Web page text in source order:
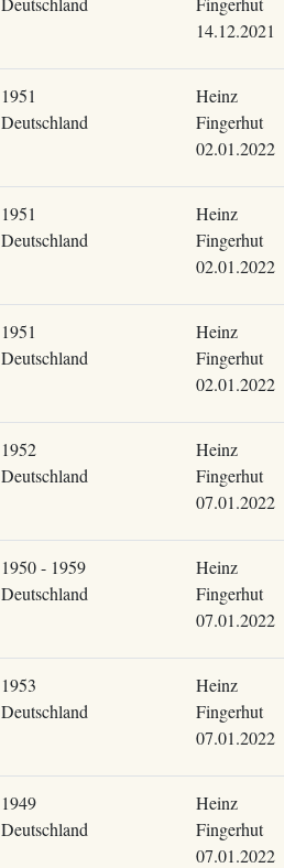
14.12.2021
1951
Deutschland
Heinz
Fingerhut
02.01.2022
1951
Deutschland
Heinz
Fingerhut
02.01.2022
1951
Deutschland
Heinz
Fingerhut
02.01.2022
1952
Deutschland
Heinz
Fingerhut
07.01.2022
1950 - 1959
Deutschland
Heinz
Fingerhut
07.01.2022
1953
Deutschland
Heinz
Fingerhut
07.01.2022
1949
Deutschland
Heinz
Fingerhut
07.01.2022